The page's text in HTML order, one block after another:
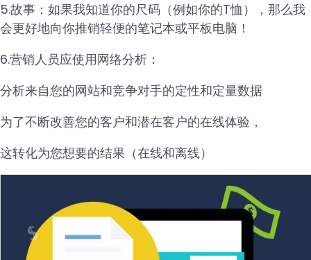
5.故事：如果我知道你的尺码（例如你的T恤），那么我
会更好地向你推销轻便的笔记本或平板电脑！
6.营销人员应使用网络分析：
分析来自您的网站和竞争对手的定性和定量数据
为了不断改善您的客户和潜在客户的在线体验，
这转化为您想要的结果（在线和离线）